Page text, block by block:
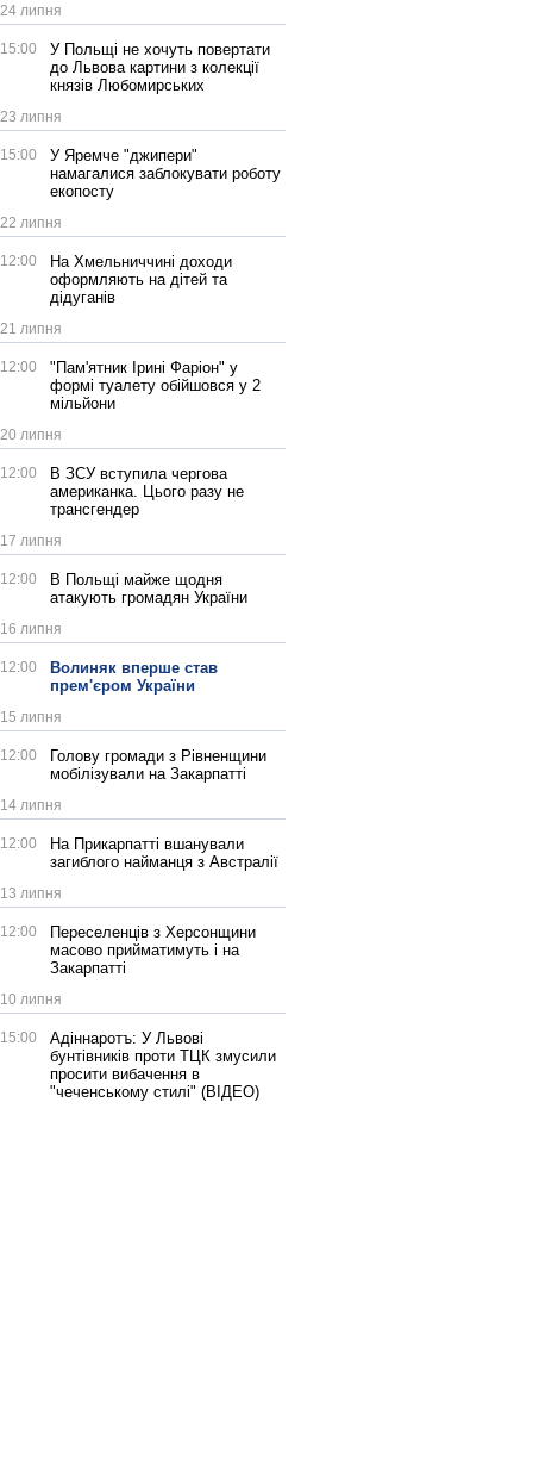
24 липня
15:00
У Польщі не хочуть повертати
до Львова картини з колекції
князів Любомирських
23 липня
15:00
У Яремче "джипери"
намагалися заблокувати роботу
екопосту
22 липня
12:00
На Хмельниччині доходи
оформляють на дітей та
дідуганів
21 липня
12:00
"Пам'ятник Ірині Фаріон" у
формі туалету обійшовся у 2
мільйони
20 липня
12:00
В ЗСУ вступила чергова
американка. Цього разу не
трансгендер
17 липня
12:00
В Польщі майже щодня
атакують громадян України
16 липня
12:00
Волиняк вперше став
прем'єром України
15 липня
12:00
Голову громади з Рівненщини
мобілізували на Закарпатті
14 липня
12:00
На Прикарпатті вшанували
загиблого найманця з Австралії
13 липня
12:00
Переселенців з Херсонщини
масово прийматимуть і на
Закарпатті
10 липня
15:00
Адіннаротъ: У Львові
бунтівників проти ТЦК змусили
просити вибачення в
"чеченському стилі" (ВІДЕО)